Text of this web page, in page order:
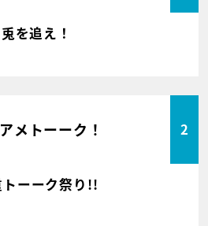
を追え！
アメトーーク！ 2
ーーク祭り!!